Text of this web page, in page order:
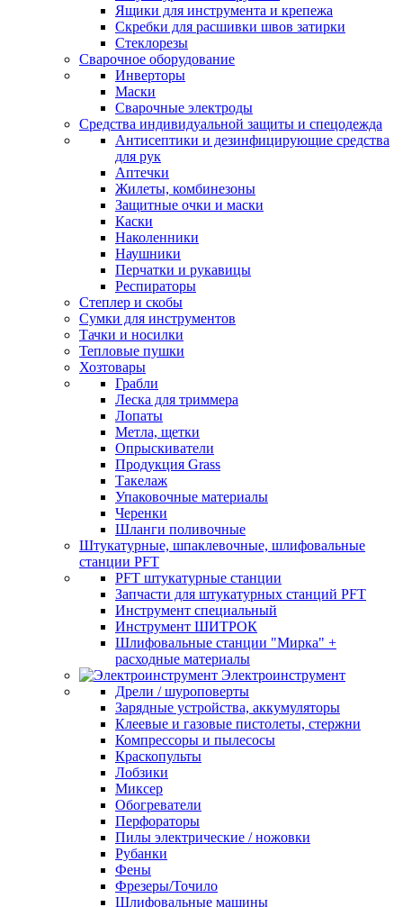
Ящики для инструмента и крепежа
Скребки для расшивки швов затирки
Стеклорезы
Сварочное оборудование
Инверторы
Маски
Сварочные электроды
Средства индивидуальной защиты и спецодежда
Антисептики и дезинфицирующие средства
для рук
Аптечки
Жилеты, комбинезоны
Защитные очки и маски
Каски
Наколенники
Наушники
Перчатки и рукавицы
Респираторы
Степлер и скобы
Сумки для инструментов
Тачки и носилки
Тепловые пушки
Хозтовары
Грабли
Леска для триммера
Лопаты
Метла, щетки
Опрыскиватели
Продукция Grass
Такелаж
Упаковочные материалы
Черенки
Шланги поливочные
Штукатурные, шпаклевочные, шлифовальные
станции PFT
PFT штукатурные станции
Запчасти для штукатурных станций PFT
Инструмент специальный
Инструмент ШИТРОК
Шлифовальные станции "Мирка" +
расходные материалы
Электроинструмент
Дрели / шуроповерты
Зарядные устройства, аккумуляторы
Клеевые и газовые пистолеты, стержни
Компрессоры и пылесосы
Краскопульты
Лобзики
Миксер
Обогреватели
Перфораторы
Пилы электрические / ножовки
Рубанки
Фены
Фрезеры/Точило
Шлифовальные машины